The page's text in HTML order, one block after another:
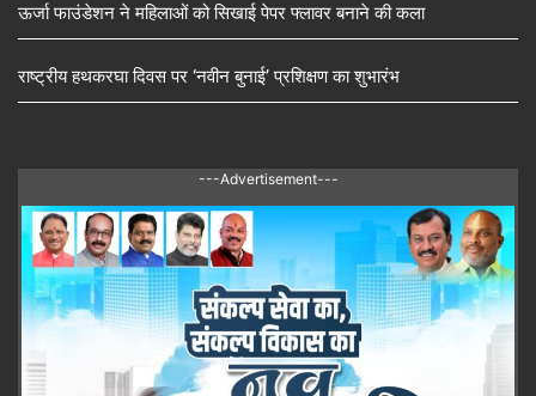
ऊर्जा फाउंडेशन ने महिलाओं को सिखाई पेपर फ्लावर बनाने की कला
राष्ट्रीय हथकरघा दिवस पर ‘नवीन बुनाई’ प्रशिक्षण का शुभारंभ
---Advertisement---